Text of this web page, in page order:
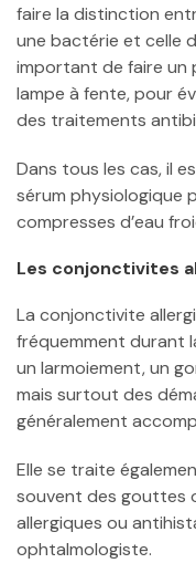
faire la distinction
une bactérie et celle
important de faire un
lampe à fente, pour
des traitements
Dans tous les cas, il
sérum physiologique
compresses d’eau
Les conjonctivites
La conjonctivite
fréquemment durant
un larmoiement, un
mais surtout des
généralement
Elle se traite
souvent des gouttes
allergiques ou
ophtalmologiste.